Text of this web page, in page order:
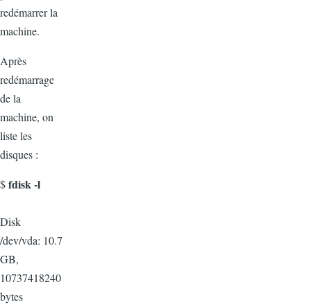
redémarrer la
machine.
Après
redémarrage
de la
machine, on
liste les
disques :
$fdisk -l
Disk
/dev/vda: 10.7
GB,
10737418240
bytes